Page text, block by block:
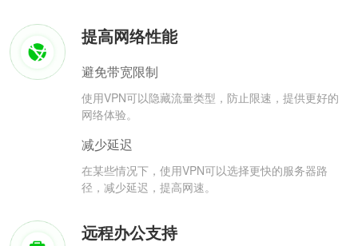
提高网络性能
避免带宽限制
使用VPN可以隐藏流量类型，防止限速，提供更好的
网络体验。
减少延迟
在某些情况下，使用VPN可以选择更快的服务器路
径，减少延迟，提高网速。
远程办公支持